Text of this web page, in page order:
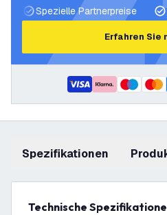
Spezielle Partnerpreise
Erfahren Sie
Spezifikationen
Technische